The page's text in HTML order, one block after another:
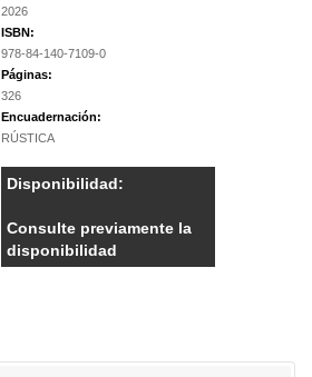
2026
ISBN:
978-84-140-7109-0
Páginas:
326
Encuadernación:
RÚSTICA
Disponibilidad:
Consulte previamente la
disponibilidad